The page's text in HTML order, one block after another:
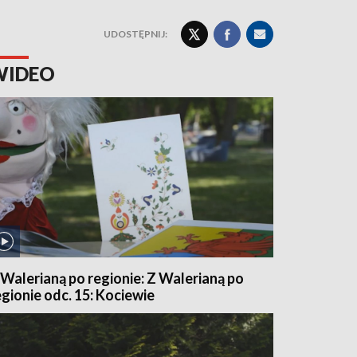
UDOSTĘPNIJ:
po regionie: Z Walerianą po
odc. 15: Kociewie